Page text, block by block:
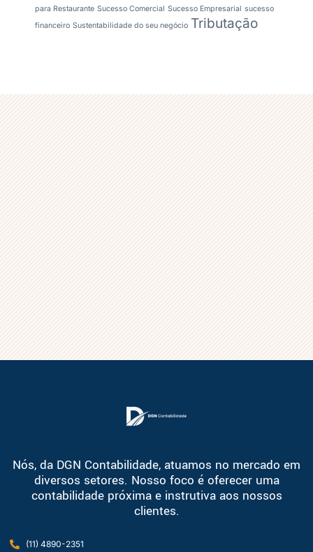
para Restaurante Sucesso Comercial Sucesso Empresarial sucesso
financeiro Sustentabilidade do seu negócio Tributação
Nós, da DGN Contabilidade, atuamos no mercado em
diversos setores. Nosso foco é oferecer uma
contabilidade próxima e instrutiva aos nossos
clientes.
(11) 4890-2351